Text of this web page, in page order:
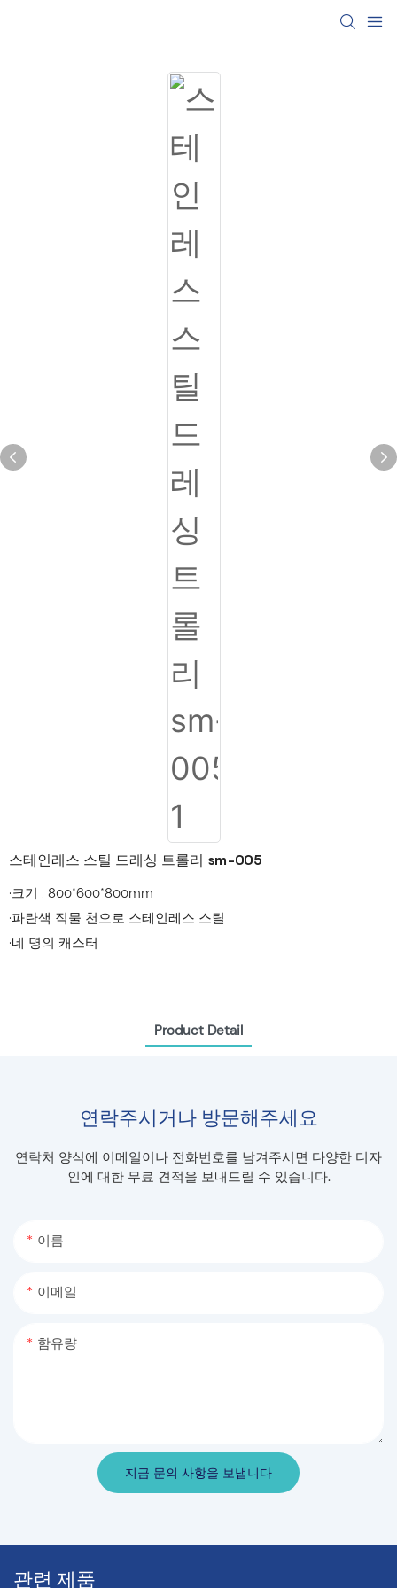
스테인레스 스틸 드레싱 트롤리 sm-005
·크기 : 800*600*800mm
·파란색 직물 천으로 스테인레스 스틸
·네 명의 캐스터
Product Detail
연락주시거나 방문해주세요
연락처 양식에 이메일이나 전화번호를 남겨주시면 다양한 디자
인에 대한 무료 견적을 보내드릴 수 있습니다.
이름
이메일
함유량
지금 문의 사항을 보냅니다
관련 제품